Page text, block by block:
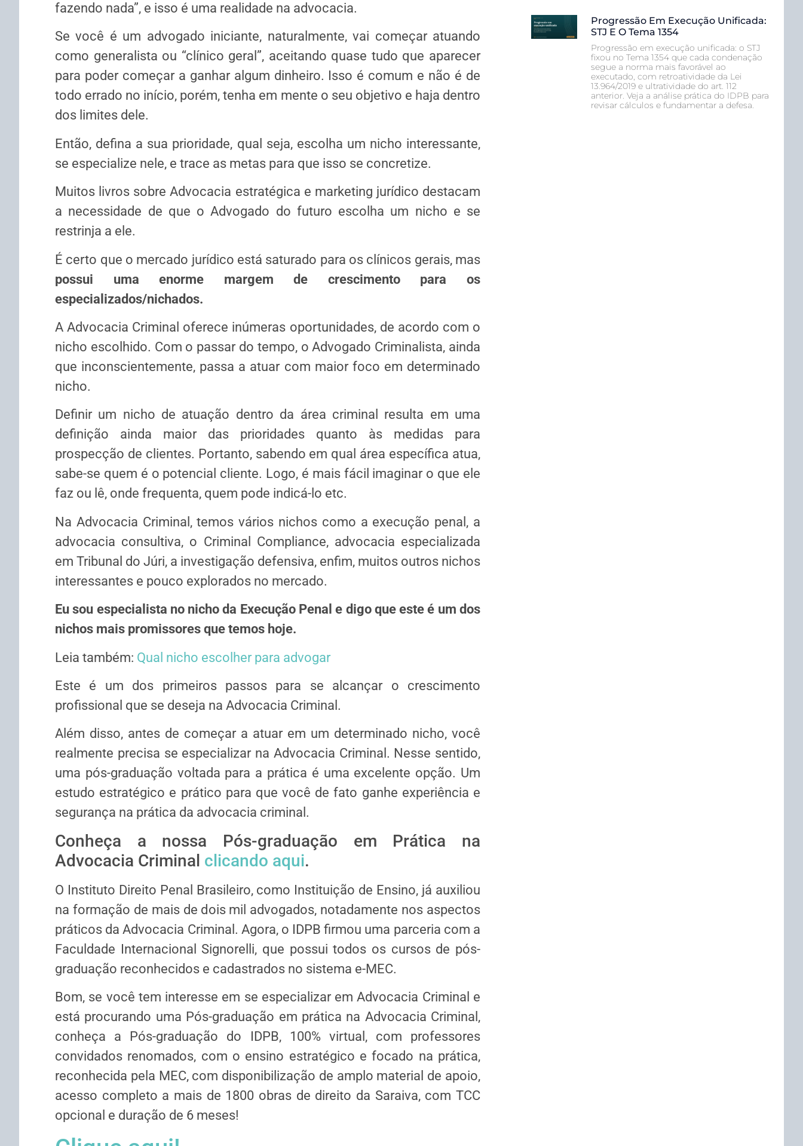
fazendo nada”, e isso é uma realidade na advocacia.
Se você é um advogado iniciante, naturalmente, vai começar atuando
como generalista ou “clínico geral”, aceitando quase tudo que aparecer
para poder começar a ganhar algum dinheiro. Isso é comum e não é de
todo errado no início, porém, tenha em mente o seu objetivo e haja dentro
dos limites dele.
Então, defina a sua prioridade, qual seja, escolha um nicho interessante,
se especialize nele, e trace as metas para que isso se concretize.
Muitos livros sobre Advocacia estratégica e marketing jurídico destacam
a necessidade de que o Advogado do futuro escolha um nicho e se
restrinja a ele.
É certo que o mercado jurídico está saturado para os clínicos gerais, mas
possui uma enorme margem de crescimento para os
especializados/nichados.
A Advocacia Criminal oferece inúmeras oportunidades, de acordo com o
nicho escolhido. Com o passar do tempo, o Advogado Criminalista, ainda
que inconscientemente, passa a atuar com maior foco em determinado
nicho.
Definir um nicho de atuação dentro da área criminal resulta em uma
definição ainda maior das prioridades quanto às medidas para
prospecção de clientes. Portanto, sabendo em qual área específica atua,
sabe-se quem é o potencial cliente. Logo, é mais fácil imaginar o que ele
faz ou lê, onde frequenta, quem pode indicá-lo etc.
Na Advocacia Criminal, temos vários nichos como a execução penal, a
advocacia consultiva, o Criminal Compliance, advocacia especializada
em Tribunal do Júri, a investigação defensiva, enfim, muitos outros nichos
interessantes e pouco explorados no mercado.
Eu sou especialista no nicho da Execução Penal e digo que este é um dos
nichos mais promissores que temos hoje.
Leia também: Qual nicho escolher para advogar
Este é um dos primeiros passos para se alcançar o crescimento
profissional que se deseja na Advocacia Criminal.
Além disso, antes de começar a atuar em um determinado nicho, você
realmente precisa se especializar na Advocacia Criminal. Nesse sentido,
uma pós-graduação voltada para a prática é uma excelente opção. Um
estudo estratégico e prático para que você de fato ganhe experiência e
segurança na prática da advocacia criminal.
Conheça a nossa Pós-graduação em Prática na
Advocacia Criminal clicando aqui.
O Instituto Direito Penal Brasileiro, como Instituição de Ensino, já auxiliou
na formação de mais de dois mil advogados, notadamente nos aspectos
práticos da Advocacia Criminal. Agora, o IDPB firmou uma parceria com a
Faculdade Internacional Signorelli, que possui todos os cursos de pós-
graduação reconhecidos e cadastrados no sistema e-MEC.
Bom, se você tem interesse em se especializar em Advocacia Criminal e
está procurando uma Pós-graduação em prática na Advocacia Criminal,
conheça a Pós-graduação do IDPB, 100% virtual, com professores
convidados renomados, com o ensino estratégico e focado na prática,
reconhecida pela MEC, com disponibilização de amplo material de apoio,
acesso completo a mais de 1800 obras de direito da Saraiva, com TCC
opcional e duração de 6 meses!
Progressão Em Execução Unificada:
STJ E O Tema 1354
Progressão em execução unificada: o STJ
fixou no Tema 1354 que cada condenação
segue a norma mais favorável ao
executado, com retroatividade da Lei
13.964/2019 e ultratividade do art. 112
anterior. Veja a análise prática do IDPB para
revisar cálculos e fundamentar a defesa.